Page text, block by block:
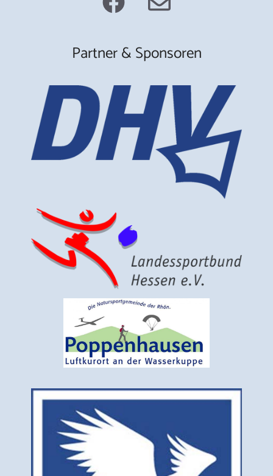
Partner & Sponsoren